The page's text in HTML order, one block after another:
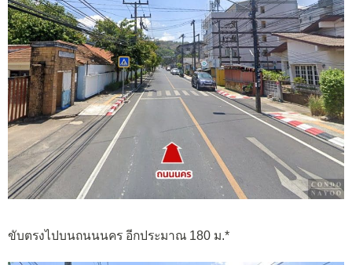
ขับตรงไปบนถนนนคร อีกประมาณ 180 ม.*